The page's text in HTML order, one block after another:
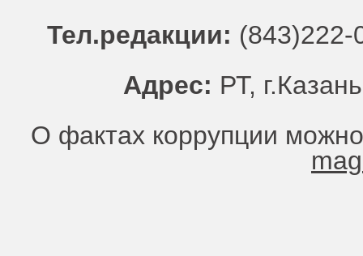
Тел.редакции:
Адрес: РТ,
О фактах коррупции